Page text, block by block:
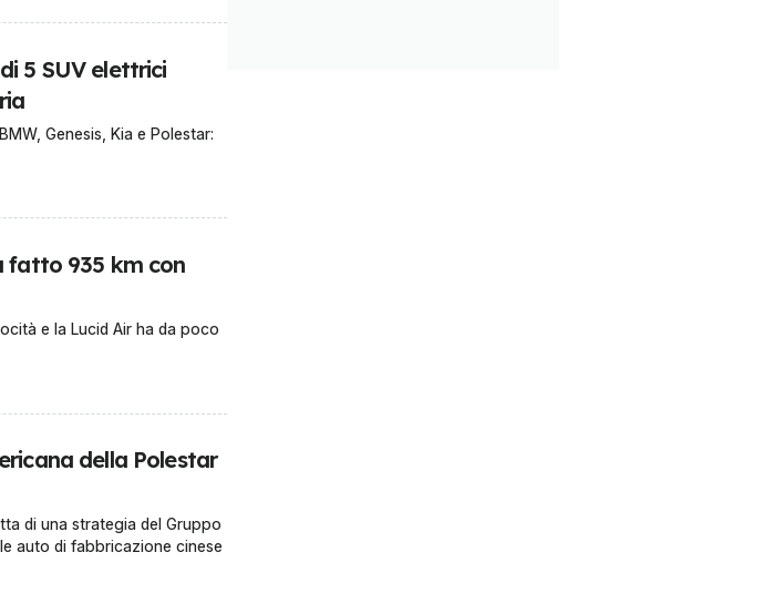
5 SUV elettrici
Genesis, Kia e Polestar:
fatto 935 km con
e la Lucid Air ha da poco
della Polestar
di una strategia del Gruppo
auto di fabbricazione cinese